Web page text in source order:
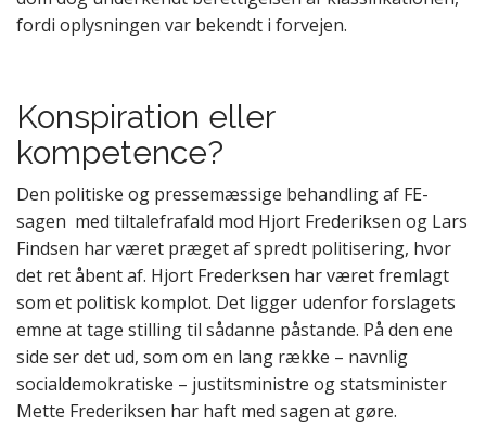
fordi oplysningen var bekendt i forvejen.
Konspiration eller
kompetence?
Den politiske og pressemæssige behandling af FE-
sagen med tiltalefrafald mod Hjort Frederiksen og Lars
Findsen har været præget af spredt politisering, hvor
det ret åbent af. Hjort Frederksen har været fremlagt
som et politisk komplot. Det ligger udenfor forslagets
emne at tage stilling til sådanne påstande. På den ene
side ser det ud, som om en lang række – navnlig
socialdemokratiske – justitsministre og statsminister
Mette Frederiksen har haft med sagen at gøre.